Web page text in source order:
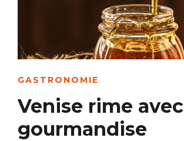
GASTRONOMIE
Venise rime avec
gourmandise